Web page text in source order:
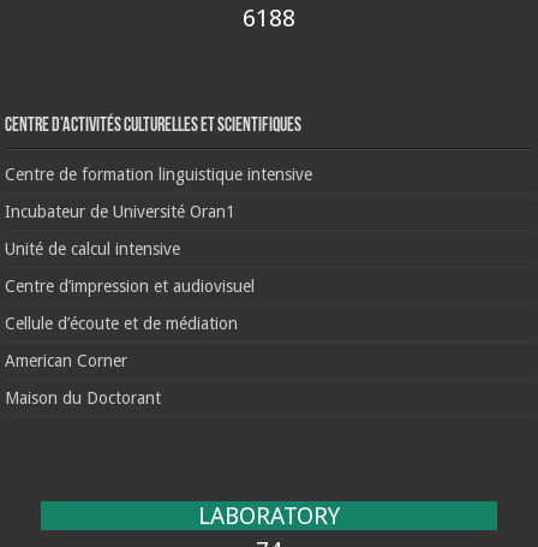
6188
Centre d’activités culturelles et scientifiques
Centre de formation linguistique intensive
Incubateur de Université Oran1
Unité de calcul intensive
Centre d’impression et audiovisuel
Cellule d’écoute et de médiation
American Corner
Maison du Doctorant
LABORATORY